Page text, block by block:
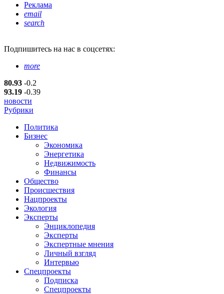
Реклама
email
search
Подпишитесь на нас в соцсетях:
more
80.93 -0.2
93.19 -0.39
новости
Рубрики
Политика
Бизнес
Экономика
Энергетика
Недвижимость
Финансы
Общество
Происшествия
Нацпроекты
Экология
Эксперты
Энциклопедия
Эксперты
Экспертные мнения
Личный взгляд
Интервью
Спецпроекты
Подписка
Спецпроекты